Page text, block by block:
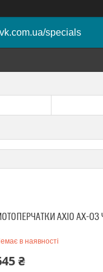
specials
AXIO AX-
в наявності
₴